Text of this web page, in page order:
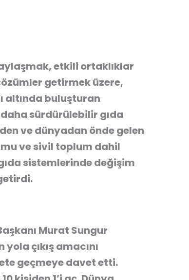
etkili ortaklıklar
getirmek üzere,
altında buluşturan
daha sürdürülebilir gıda
ve dünyadan önde gelen
ve sivil toplum dahil
sistemlerinde değişim
Murat Sungur
çıkış amacını
geçmeye davet etti.